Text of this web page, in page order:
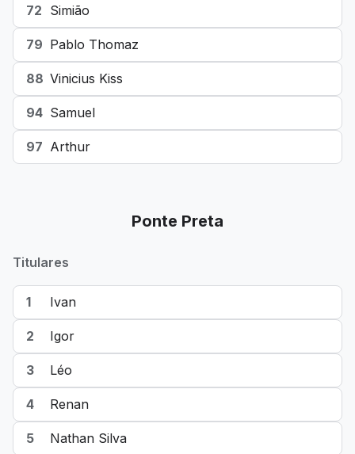
72 Simião
79 Pablo Thomaz
88 Vinicius Kiss
94 Samuel
97 Arthur
Ponte Preta
Titulares
1 Ivan
2 Igor
3 Léo
4 Renan
5 Nathan Silva